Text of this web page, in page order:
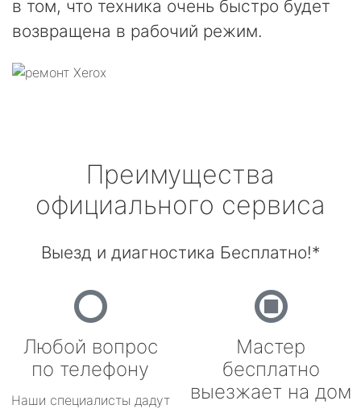
в том, что техника очень быстро будет
возвращена в рабочий режим.
Преимущества
официального сервиса
Выезд и диагностика Бесплатно!*
Любой вопрос
по телефону
Наши специалисты дадут
Мастер
бесплатно
выезжает на дом